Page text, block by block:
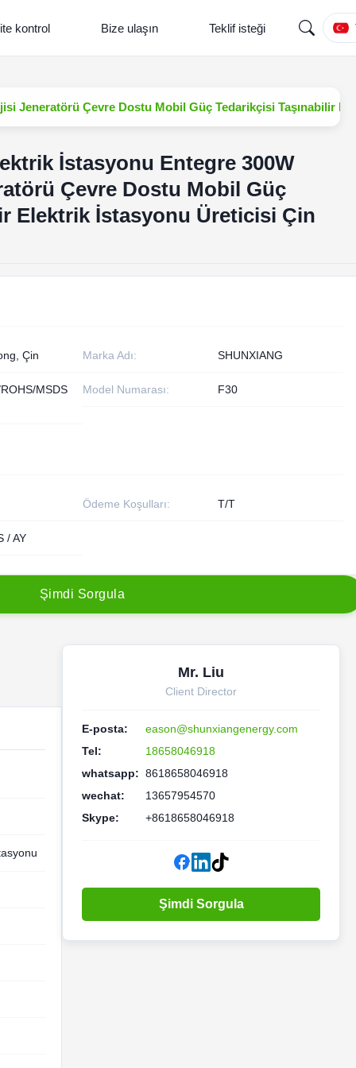
kontrol Bize ulaşın Teklif isteği
Jeneratörü Çevre Dostu Mobil Güç Tedarikçisi Taşınabilir
İstasyonu Entegre 300W
Çevre Dostu Mobil Güç
Elektrik İstasyonu Üreticisi Çin
Çin Marka Adı: SHUNXIANG
MSDS Model Numarası: F30
Ödeme Koşulları: T/T
/ AY
Şimd i Sorgu a
Mr. Liu
Client Director
E-posta:
eason@shunxiangenergy.com
Tel:
18658046918
whatsapp: 8618658046918
wechat:
13657954570
Skype:
+8618658046918
Şimdi Sorgula